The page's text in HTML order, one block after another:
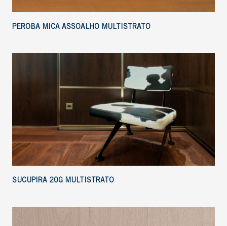
PEROBA MICA ASSOALHO MULTISTRATO
SUCUPIRA 20G MULTISTRATO